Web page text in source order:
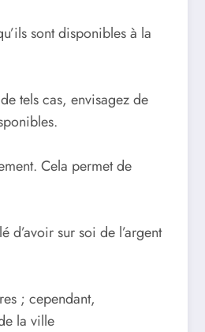
sont disponibles à la
tels cas, envisagez de
Cela permet de
sur soi de l’argent
; cependant,
la ville